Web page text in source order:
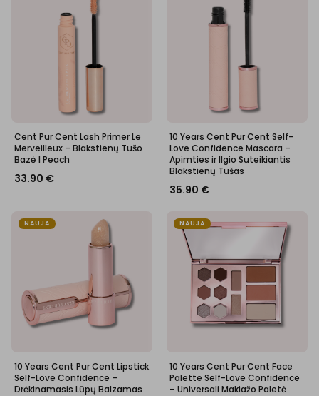
Cent Pur Cent Lash Primer Le
Merveilleux – Blakstienų Tušo
Bazė | Peach
33.90 €
10 Years Cent Pur Cent Self-
Love Confidence Mascara –
Apimties ir Ilgio Suteikiantis
Blakstienų Tušas
35.90 €
NAUJA
10 Years Cent Pur Cent Lipstick
Self-Love Confidence –
Drėkinamasis Lūpų Balzamas
NAUJA
10 Years Cent Pur Cent Face
Palette Self-Love Confidence
– Universali Makiažo Paletė